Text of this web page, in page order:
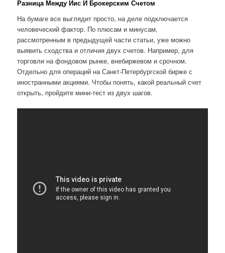
Разница Между Иис И Брокерским Счетом
На бумаге все выглядит просто, на деле подключается
человеческий фактор. По плюсам и минусам,
рассмотренным в предыдущей части статьи, уже можно
выявить сходства и отличия двух счетов. Например, для
торговли на фондовом рынке, внебиржевом и срочном.
Отдельно для операций на Санкт-Петербургской бирже с
иностранными акциями. Чтобы понять, какой реальный счет
открыть, пройдите мини-тест из двух шагов.